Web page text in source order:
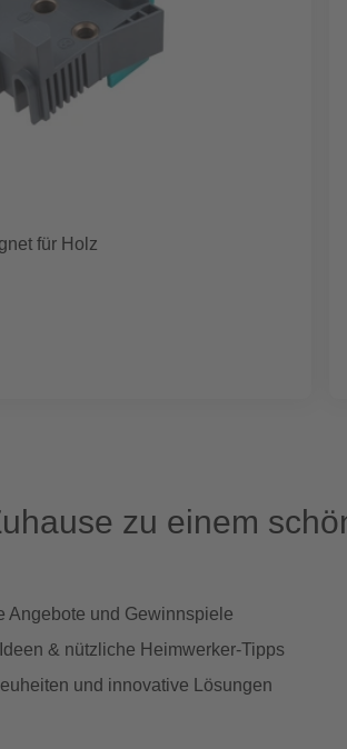
für Holz
zu einem
Angebote und Gewinnspiele
& nützliche Heimwerker-Tipps
und innovative Lösungen